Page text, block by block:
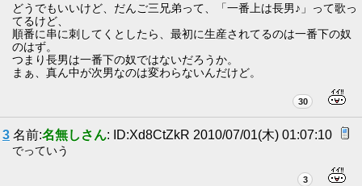
どうでもいいけど、だんご三兄弟って、「一番上は長男♪」って歌っ
てるけど、
順番に串に刺してくとしたら、最初に生産されてるのは一番下の奴
のはず。
つまり長男は一番下の奴ではないだろうか。
まぁ、真ん中が次男なのは変わらないんだけど。
30
3 名前:名無しさん: ID:Xd8CtZkR 2010/07/01(木) 01:07:10
でっていう
3